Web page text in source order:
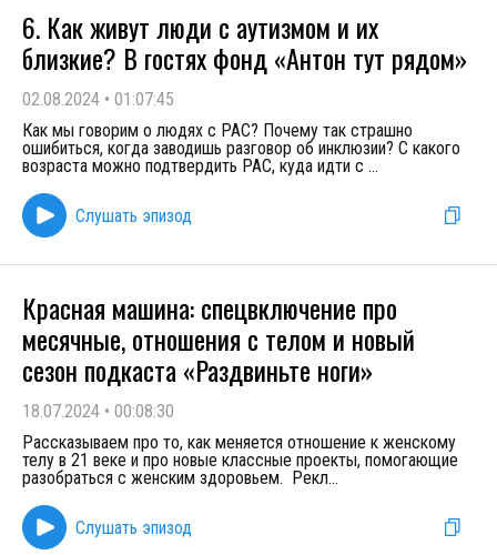
6. Как живут люди с аутизмом и их
близкие? В гостях фонд «Антон тут рядом»
02.08.2024 • 01:07:45
Как мы говорим о людях с РАС? Почему так страшно
ошибиться, когда заводишь разговор об инклюзии? С какого
возраста можно подтвердить РАС, куда идти с ...
Слушать эпизод
Красная машина: спецвключение про
месячные, отношения с телом и новый
сезон подкаста «Раздвиньте ноги»
18.07.2024 • 00:08:30
Рассказываем про то, как меняется отношение к женскому
телу в 21 веке и про новые классные проекты, помогающие
разобраться с женским здоровьем. Рекл...
Слушать эпизод